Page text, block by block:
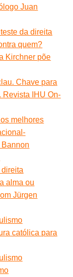
Juan
da direita
quem?
Kirchner põe
Chave para
Revista IHU On-
melhores
Bannon
alma ou
Jürgen
católica para